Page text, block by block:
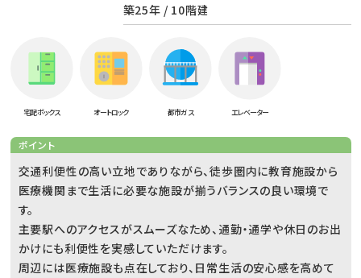
築25年 / 10階建
宅配ボックス オートロック 都市ガス エレベーター
ポイント
交通利便性の高い立地でありながら、徒歩圏内に教育施設から
医療機関まで生活に必要な施設が揃うバランスの良い環境で
す。
主要駅へのアクセスがスムーズなため、通勤・通学や休日のお出
かけにも利便性を実感していただけます。
周辺には医療施設も点在しており、日常生活の安心感を高めて